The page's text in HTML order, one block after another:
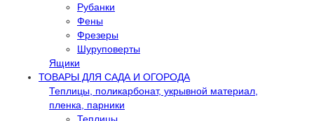
Рубанки
Фены
Фрезеры
Шуруповерты
Ящики
ТОВАРЫ ДЛЯ САДА И ОГОРОДА
Теплицы, поликарбонат, укрывной материал,
пленка, парники
Теплицы